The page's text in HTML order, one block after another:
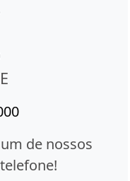
de nossos